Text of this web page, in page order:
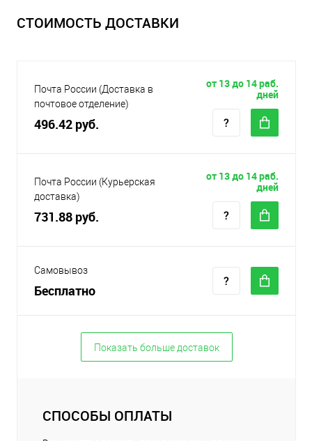
СТОИМОСТЬ ДОСТАВКИ
Почта России (Доставка в
почтовое отделение)
496.42 руб.
от 13 до 14 раб.
дней
Почта России (Курьерская
доставка)
731.88 руб.
от 13 до 14 раб.
дней
Самовывоз
Бесплатно
Показать больше доставок
СПОСОБЫ ОПЛАТЫ